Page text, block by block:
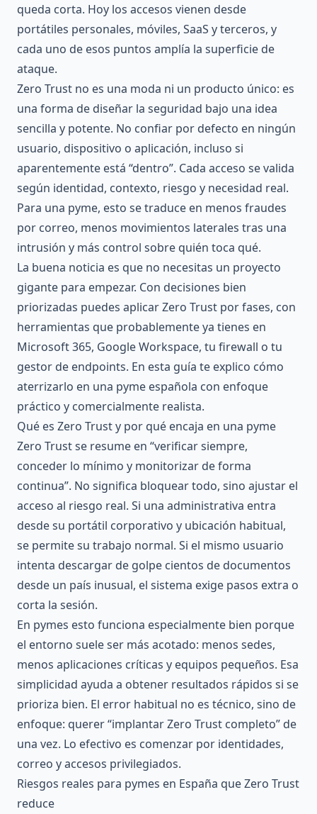
queda corta. Hoy los accesos vienen desde
portátiles personales, móviles, SaaS y terceros, y
cada uno de esos puntos amplía la superficie de
ataque.
Zero Trust no es una moda ni un producto único: es
una forma de diseñar la seguridad bajo una idea
sencilla y potente. No confiar por defecto en ningún
usuario, dispositivo o aplicación, incluso si
aparentemente está “dentro”. Cada acceso se valida
según identidad, contexto, riesgo y necesidad real.
Para una pyme, esto se traduce en menos fraudes
por correo, menos movimientos laterales tras una
intrusión y más control sobre quién toca qué.
La buena noticia es que no necesitas un proyecto
gigante para empezar. Con decisiones bien
priorizadas puedes aplicar Zero Trust por fases, con
herramientas que probablemente ya tienes en
Microsoft 365, Google Workspace, tu firewall o tu
gestor de endpoints. En esta guía te explico cómo
aterrizarlo en una pyme española con enfoque
práctico y comercialmente realista.
Qué es Zero Trust y por qué encaja en una pyme
Zero Trust se resume en “verificar siempre,
conceder lo mínimo y monitorizar de forma
continua”. No significa bloquear todo, sino ajustar el
acceso al riesgo real. Si una administrativa entra
desde su portátil corporativo y ubicación habitual,
se permite su trabajo normal. Si el mismo usuario
intenta descargar de golpe cientos de documentos
desde un país inusual, el sistema exige pasos extra o
corta la sesión.
En pymes esto funciona especialmente bien porque
el entorno suele ser más acotado: menos sedes,
menos aplicaciones críticas y equipos pequeños. Esa
simplicidad ayuda a obtener resultados rápidos si se
prioriza bien. El error habitual no es técnico, sino de
enfoque: querer “implantar Zero Trust completo” de
una vez. Lo efectivo es comenzar por identidades,
correo y accesos privilegiados.
Riesgos reales para pymes en España que Zero Trust
reduce